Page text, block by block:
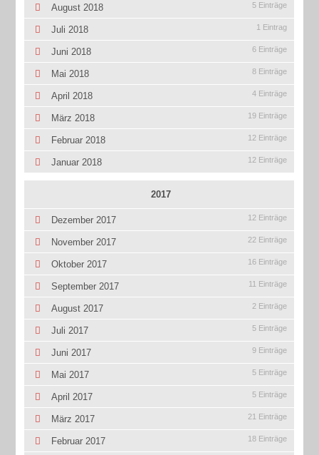
August 2018 5 Einträge
Juli 2018 1 Eintrag
Juni 2018 6 Einträge
Mai 2018 8 Einträge
April 2018 4 Einträge
März 2018 19 Einträge
Februar 2018 12 Einträge
Januar 2018 12 Einträge
2017
Dezember 2017 12 Einträge
November 2017 22 Einträge
Oktober 2017 16 Einträge
September 2017 11 Einträge
August 2017 2 Einträge
Juli 2017 5 Einträge
Juni 2017 9 Einträge
Mai 2017 5 Einträge
April 2017 5 Einträge
März 2017 21 Einträge
Februar 2017 18 Einträge